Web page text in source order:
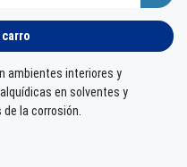
ambientes interiores y
en solventes y
la corrosión.